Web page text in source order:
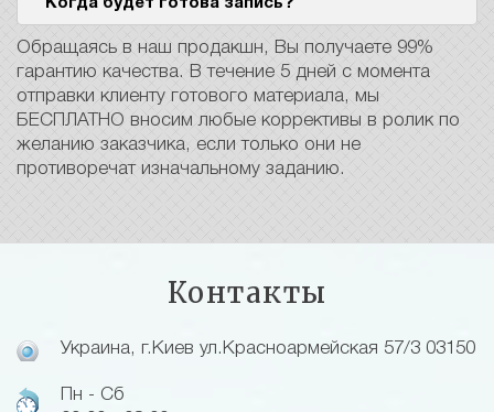
Когда будет готова запись?
Обращаясь в наш продакшн, Вы получаете 99%
гарантию качества. В течение 5 дней с момента
отправки клиенту готового материала, мы
БЕСПЛАТНО вносим любые коррективы в ролик по
желанию заказчика, если только они не
противоречат изначальному заданию.
Контакты
Украина, г.Киев ул.Красноармейская 57/3 03150
Пн - Сб